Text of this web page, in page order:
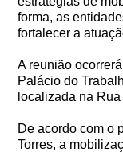
forma, as
fortalecer a
A reunião
Palácio do
localizada na
De acordo com o
Torres, a